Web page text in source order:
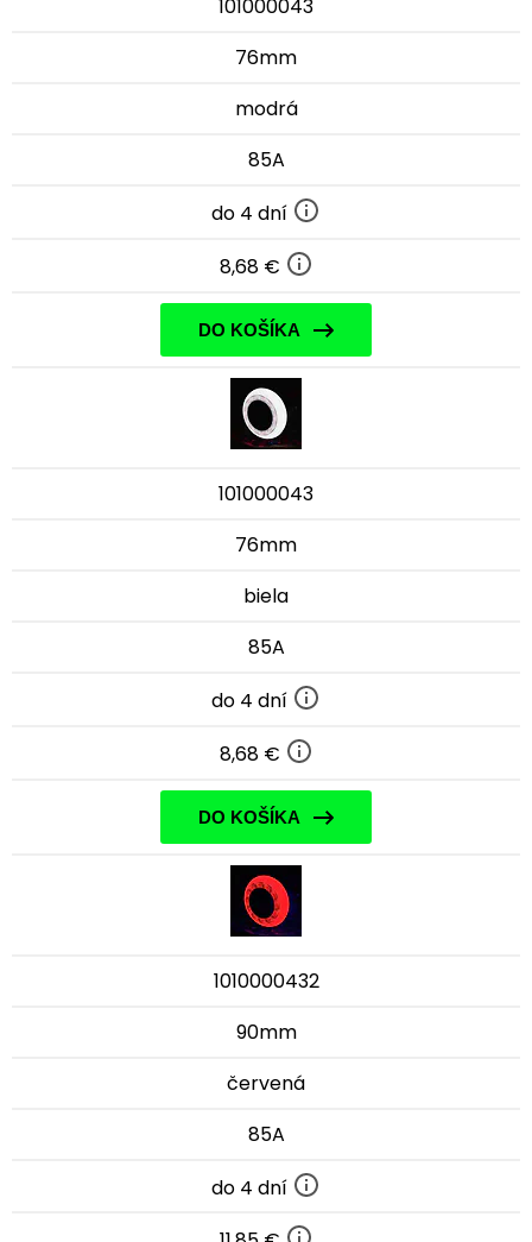
101000043
76mm
modrá
85A
do 4 dní
8,68 €
DO KOŠÍKA
101000043
76mm
biela
85A
do 4 dní
8,68 €
DO KOŠÍKA
1010000432
90mm
červená
85A
do 4 dní